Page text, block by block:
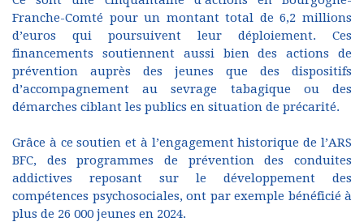
Franche-Comté pour un montant total de 6,2 millions
d’euros qui poursuivent leur déploiement. Ces
financements soutiennent aussi bien des actions de
prévention auprès des jeunes que des dispositifs
d’accompagnement au sevrage tabagique ou des
démarches ciblant les publics en situation de précarité.
Grâce à ce soutien et à l’engagement historique de l’ARS
BFC, des programmes de prévention des conduites
addictives reposant sur le développement des
compétences psychosociales, ont par exemple bénéficié à
plus de 26 000 jeunes en 2024.